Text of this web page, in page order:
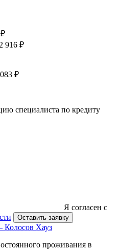
916 ₽
₽
специалиста по кредиту
Я согласен с
Оставить заявку
проживания в